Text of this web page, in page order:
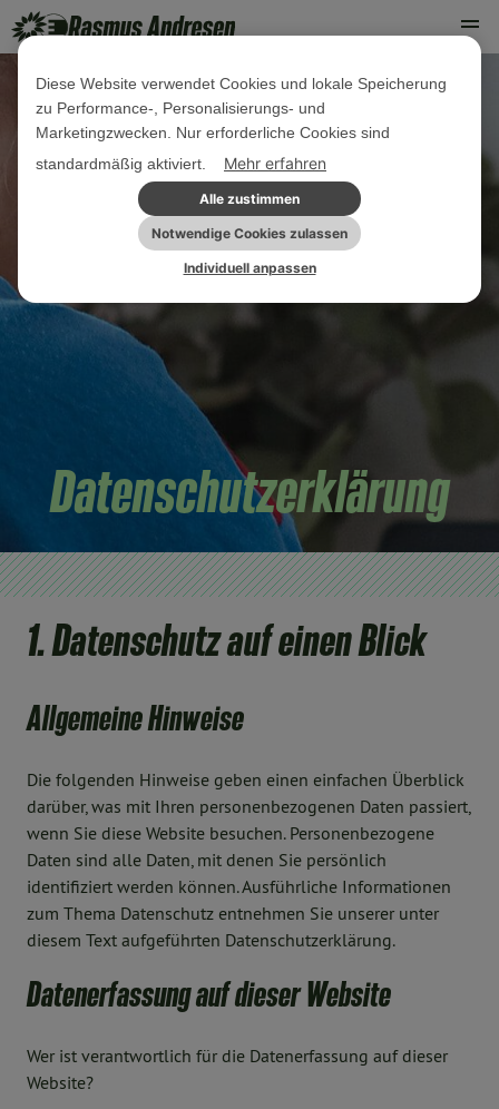
Datenschutzerklärung
1. Datenschutz auf einen Blick
Allgemeine Hinweise
Die folgenden Hinweise geben einen einfachen Überblick
darüber, was mit Ihren personenbezogenen Daten passiert,
wenn Sie diese Website besuchen. Personenbezogene
Daten sind alle Daten, mit denen Sie persönlich
identifiziert werden können. Ausführliche Informationen
zum Thema Datenschutz entnehmen Sie unserer unter
diesem Text aufgeführten Datenschutzerklärung.
Datenerfassung auf dieser Website
Wer ist verantwortlich für die Datenerfassung auf dieser
Website?
Diese Website verwendet Cookies und lokale Speicherung
zu Performance-, Personalisierungs- und
Marketingzwecken. Nur erforderliche Cookies sind
standardmäßig aktiviert.
Mehr erfahren
Alle zustimmen
Notwendige Cookies zulassen
Individuell anpassen